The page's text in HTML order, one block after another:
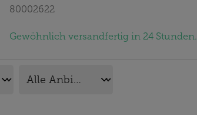
80002622
Gewöhnlich versandfertig in 24 Stunden.